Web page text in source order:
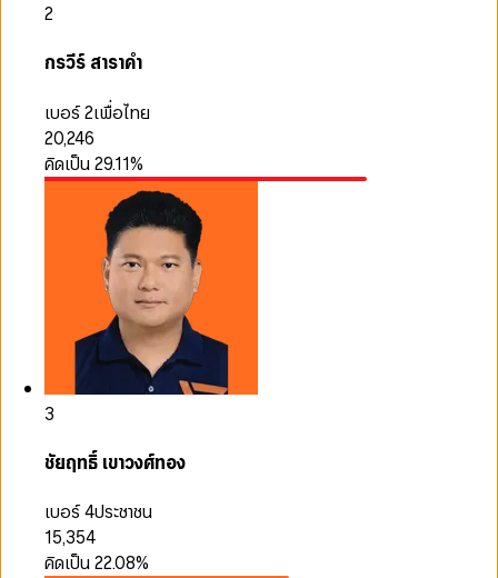
2
กรวีร์ สาราคำ
เบอร์ 2เพื่อไทย
20,246
คิดเป็น29.11%
3
ชัยฤทธิ์ เขาวงศ์ทอง
เบอร์ 4ประชาชน
15,354
คิดเป็น22.08%